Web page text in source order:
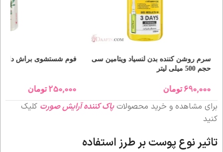
سرم روشن کننده بدن لنسیاد ویتامین سی
حجم 500 میلی لیتر
690,000 تومان
فوم شستشوی براش دار
250,000 تومان
برای مشاهده و خرید محصولاتپاک کننده آرایش صورت کلیک
کنید
تاثیر نوع پوست بر طرز استفاده